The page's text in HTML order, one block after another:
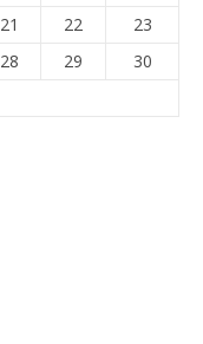
21 22
23
28 29
30